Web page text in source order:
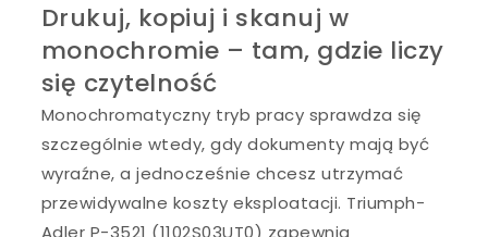
Drukuj, kopiuj i skanuj w
monochromie – tam, gdzie liczy
się czytelność
Monochromatyczny tryb pracy sprawdza się
szczególnie wtedy, gdy dokumenty mają być
wyraźne, a jednocześnie chcesz utrzymać
przewidywalne koszty eksploatacji. Triumph-
Adler P-3521 (1102S03UT0) zapewnia